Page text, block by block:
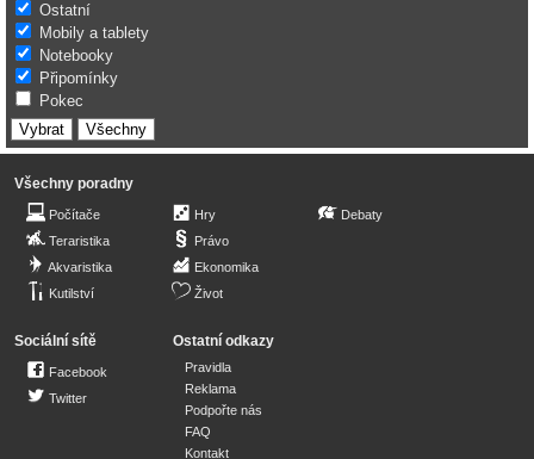
Ostatní
Mobily a tablety
Notebooky
Připomínky
Pokec
Všechny poradny
Počítače
Teraristika
Akvaristika
Kutilství
Hry
Právo
Ekonomika
Život
Debaty
Sociální sítě
Facebook
Twitter
Ostatní odkazy
Pravidla
Reklama
Podpořte nás
FAQ
Kontakt